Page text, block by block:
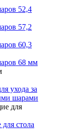
52,4
57,2
60,3
68 мм
ухода за
шарами
стола